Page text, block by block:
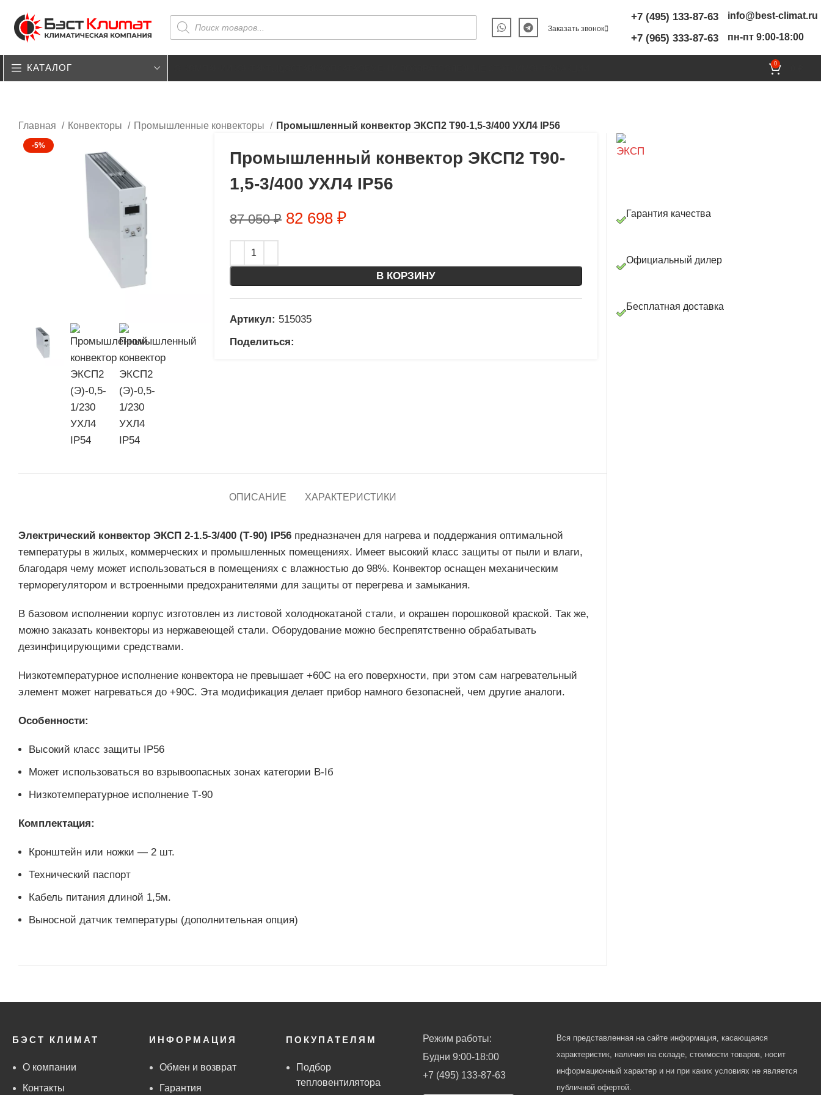
Заказать звонок
+7 (495) 133-87-63
+7 (965) 333-87-63
info@best-climat.ru
пн-пт 9:00-18:00
КАТАЛОГ 0
Главная Конвекторы Промышленные конвекторы Промышленный конвектор ЭКСП2 Т90-1,5-3/400 УХЛ4 IP56
-5%
Промышленный конвектор ЭКСП2 Т90-
1,5-3/400 УХЛ4 IP56
87 050₽ 82 698 ₽
В КОРЗИНУ
Артикул: 515035
Поделиться:
ОПИСАНИЕ ХАРАКТЕРИСТИКИ
Электрический конвектор ЭКСП 2-1.5-3/400 (Т-90) IP56 предназначен для нагрева и поддержания оптимальной
температуры в жилых, коммерческих и промышленных помещениях. Имеет высокий класс защиты от пыли и влаги,
благодаря чему может использоваться в помещениях с влажностью до 98%. Конвектор оснащен механическим
терморегулятором и встроенными предохранителями для защиты от перегрева и замыкания.
В базовом исполнении корпус изготовлен из листовой холоднокатаной стали, и окрашен порошковой краской. Так же,
можно заказать конвекторы из нержавеющей стали. Оборудование можно беспрепятственно обрабатывать
дезинфицирующими средствами.
Низкотемпературное исполнение конвектора не превышает +60С на его поверхности, при этом сам нагревательный
элемент может нагреваться до +90С. Эта модификация делает прибор намного безопасней, чем другие аналоги.
Особенности:
Высокий класс защиты IP56
Может использоваться во взрывоопасных зонах категории В-Iб
Низкотемпературное исполнение Т-90
Комплектация:
Кронштейн или ножки — 2 шт.
Технический паспорт
Кабель питания длиной 1,5м.
Выносной датчик температуры (дополнительная опция)
Гарантия качества
Официальный дилер
Бесплатная доставка
БЭСТ КЛИМАТ
О компании
Контакты
ИНФОРМАЦИЯ
Обмен и возврат
Гарантия
ПОКУПАТЕЛЯМ
Подбор
тепловентилятора
Режим работы:
Будни 9:00-18:00
+7 (495) 133-87-63
Вся представленная на сайте информация, касающаяся
характеристик, наличия на складе, стоимости товаров, носит
информационный характер и ни при каких условиях не является
публичной офертой.